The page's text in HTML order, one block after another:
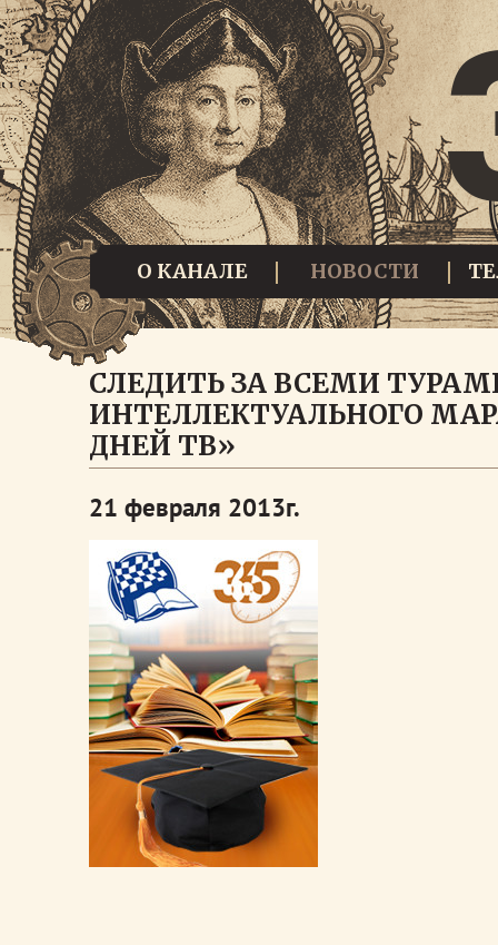
О КАНАЛЕ НОВОСТИ
СЛЕДИТЬ ЗА ВСЕМИ
ИНТЕЛЛЕКТУАЛЬНОГО
ДНЕЙ ТВ»
21 февраля 2013г.